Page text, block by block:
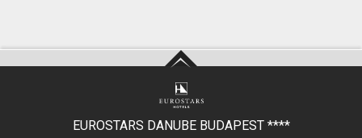
EUROSTARS DANUBE BUDAPEST ****